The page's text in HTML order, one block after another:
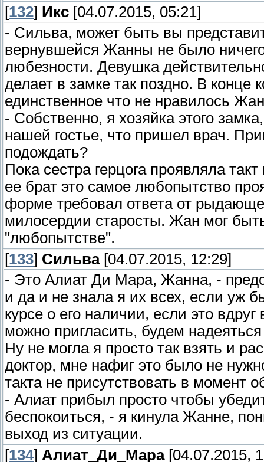
[132] Икс [04.07.2015, 05:21]
- Сильва, может быть вы
вернувшейся Жанны не было
любезности. Девушка
делает в замке так поздно. В
единственное что не нравилось
- Собственно, я хозяйка этого
нашей гостье, что пришел врач.
подождать?
Пока сестра герцога проявляла
ее брат это самое любопытство
форме требовал ответа от
милосердии старосты. Жан мог
"любопытстве".
[133] Сильва[04.07.2015, 12:29]
- Это Алиат Ди Мара, Жанна, -
и да и не знала я их всех, если уж
курсе о его наличии, если это
можно пригласить, будем
Ну не могла я просто так взять и
доктор, мне нафиг это было не
такта не присутствовать в момент
- Алиат прибыл просто чтобы
беспокоиться, - я кинула Жанне,
выход из ситуации.
[134] Алиат_Ди_Мара[04.07.2015,